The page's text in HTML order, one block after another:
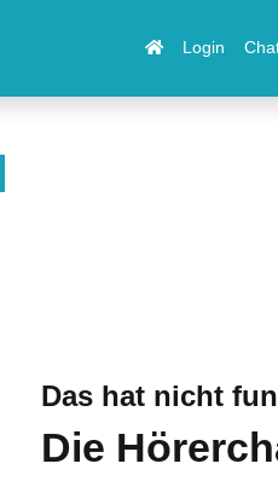
Login
Das hat nicht
Die